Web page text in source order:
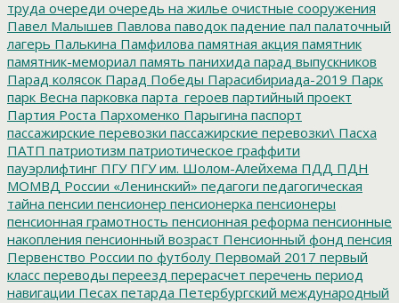
труда очереди очередь на жилье очистные сооружения
Павел Малышев Павлова паводок падение пал палаточный
лагерь Палькина Памфилова памятная акция памятник
памятник-мемориал память панихида парад выпускников
Парад колясок Парад Победы Парасибириада-2019 Парк
парк Весна парковка парта_героев партийный проект
Партия Роста Пархоменко Парыгина паспорт
пассажирские перевозки пассажирские перевозки\ Пасха
ПАТП патриотизм патриотическое граффити
пауэрлифтинг ПГУПГУ им. Шолом-Алейхема ПДД ПДН
МОМВД России «Ленинский» педагоги педагогическая
тайна пенсии пенсионер пенсионерка пенсионеры
пенсионная грамотность пенсионная реформа пенсионные
накопления пенсионный возраст Пенсионный фонд пенсия
Первенство России по футболу Первомай 2017 первый
класс переводы переезд перерасчет перечень период
навигации Песах петарда Петербургский международный